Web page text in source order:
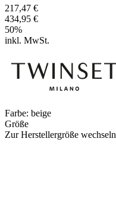
217,47 €
434,95 €
50%
inkl. MwSt.
Farbe: beige
Größe
Zur Herstellergröße wechseln